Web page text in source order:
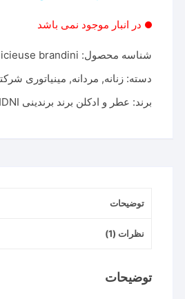
در انبار موجود نمی باشد
شناسه محصول: brandini
دسته:زنانه, مردانه, مینیاتوری
برند: عطر و ادکلن برند برندینی BRANDIDNI
توضیحات
نظرات (1)
توضیحات